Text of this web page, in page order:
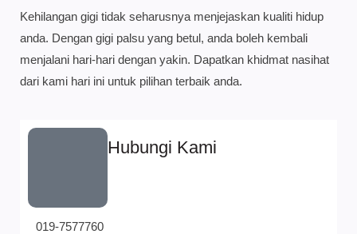
Kehilangan gigi tidak seharusnya menjejaskan kualiti hidup
anda. Dengan gigi palsu yang betul, anda boleh kembali
menjalani hari-hari dengan yakin. Dapatkan khidmat nasihat
dari kami hari ini untuk pilihan terbaik anda.
Hubungi Kami
019-7577760